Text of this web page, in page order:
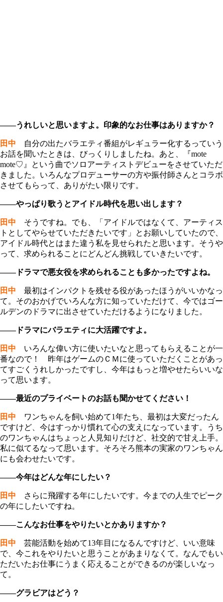
――うれしいと思いますよ。印象的なお仕事はありますか？
田中 自分の出たバラエティ番組がレギュラー化するっていう
お話を聞いたときは、びっくりしましたね。あと、『mote
mote♡』という曲でソロアーティストデビューをさせていただ
きました。いろんなプロデューサーの方や振付師さんとコラボ
させてもらって、ありがたい限りです。
――やっぱり歌うとアイドル時代を思い出します？
田中 そうですね。でも、「アイドルではなくて、アーティス
トとしてやらせていただきたいです」とお願いしていたので、
アイドル時代とはまた違う私を見せられたと思います。そうや
って、求められることにどんどん挑戦していきたいです。
――ドラマで悪女役を求められることも多かったですよね。
田中 最初はインパクトを残せる役があったほうがいいかなっ
て。そのおかげでいろんな方に知っていただけて、今ではゴー
ルデンのドラマに出させていただけるようになりました。
――ドラマにバラエティに大活躍ですよ。
田中 いろんな偉い方に使いたいなと思ってもらえることが一
番なので！ 昨年はゲームのＣＭに使っていただくことがあっ
てすごくうれしかったですし、今年はもっと増やせたらいいな
って思います。
――最近のプライベートのお話も聞かせてください！
田中 ワンちゃんを飼い始めて1年たち、最初は大変だったん
ですけど、今はすっかり慣れて心の支えになっています。うち
のワンちゃんはちょっと人見知りだけど、社交的で甘え上手。
私に似てるなって思います。そろそろ熊本の実家のワンちゃん
にも会わせたいです。
――今年はどんな年にしたい？
田中 さらに飛躍する年にしたいです。今までの人生でピーク
の年にしたいですね。
――こんなお仕事をやりたいとかありますか？
田中 芸能活動を始めて13年目になるんですけど、いい意味
で、今これをやりたいと思うことがあまりなくて。なんでもい
ただいたお仕事にうまく応えることができるのが楽しいなっ
て。
――グラビアはどう？